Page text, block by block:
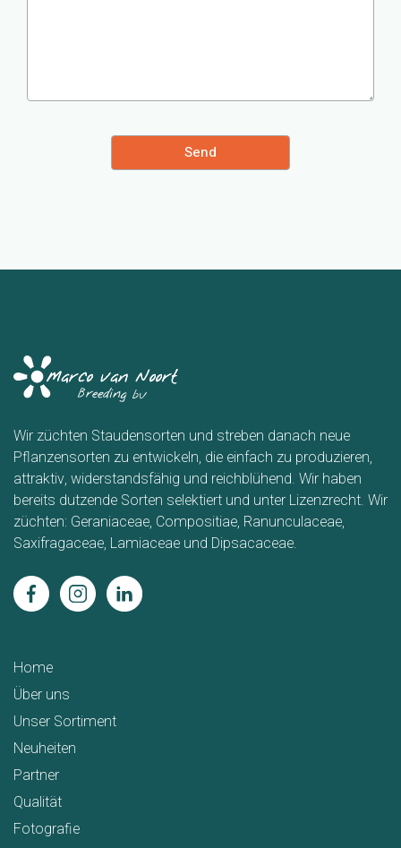
Wir züchten Staudensorten und streben danach neue
Pflanzensorten zu entwickeln, die einfach zu produzieren,
attraktiv, widerstandsfähig und reichblühend. Wir haben
bereits dutzende Sorten selektiert und unter Lizenzrecht. Wir
züchten: Geraniaceae, Compositiae, Ranunculaceae,
Saxifragaceae, Lamiaceae und Dipsacaceae.
Home
Über uns
Unser Sortiment
Neuheiten
Partner
Qualität
Fotografie